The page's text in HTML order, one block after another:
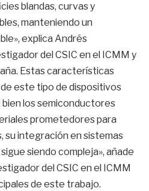
blandas, curvas y
manteniendo un
explica Andrés
del CSIC en el ICMM y
Estas características
este tipo de dispositivos
bien los semiconductores
prometedores para
su integración en sistemas
siendo compleja», añade
del CSIC en el ICMM
de este trabajo.